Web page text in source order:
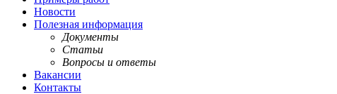
Новости
Полезная информация
Документы
Статьи
Вопросы и ответы
Вакансии
Контакты